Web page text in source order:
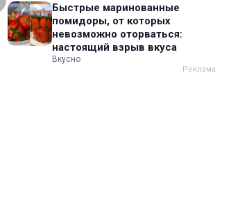
Быстрые маринованные
помидоры, от которых
невозможно оторваться:
настоящий взрыв вкуса
Вкусно